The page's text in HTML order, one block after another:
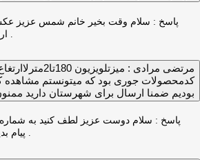
پاسخ : سلام وقت بخیر خانم شمس عزیز
مرتضی مرادی :
کدمحصولات جوری بود که میتونستم مشاهده
بودیم ضمنا ارسال برای شهرستان دارید
پاسخ :
پیام بدید براتتون مدلها رو بفرستیم .